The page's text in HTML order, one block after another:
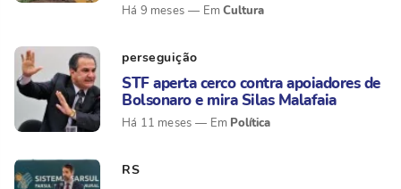
Há 9 meses Cultura
perseguição
STF aperta cerco contra apoiadores de
Bolsonaro e mira Silas Malafaia
Há 11 meses Política
RS